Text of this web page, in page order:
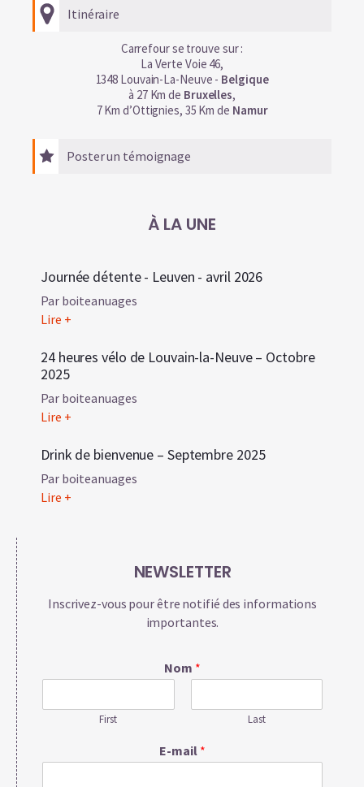
Itinéraire
Carrefour se trouve sur :
La Verte Voie 46,
1348 Louvain-La-Neuve - Belgique
à 27 Km de Bruxelles,
7 Km d’Ottignies, 35 Km de Namur
Poster un témoignage
À LA UNE
18/04/2026
Journée détente - Leuven - avril 2026
Par boiteanuages
Lire +
12/10/2025
24 heures vélo de Louvain-la-Neuve – Octobre
2025
Par boiteanuages
Lire +
10/09/2025
Drink de bienvenue – Septembre 2025
Par boiteanuages
Lire +
NEWSLETTER
Inscrivez-vous pour être notifié des informations
importantes.
Nom *
First Last
E-mail *